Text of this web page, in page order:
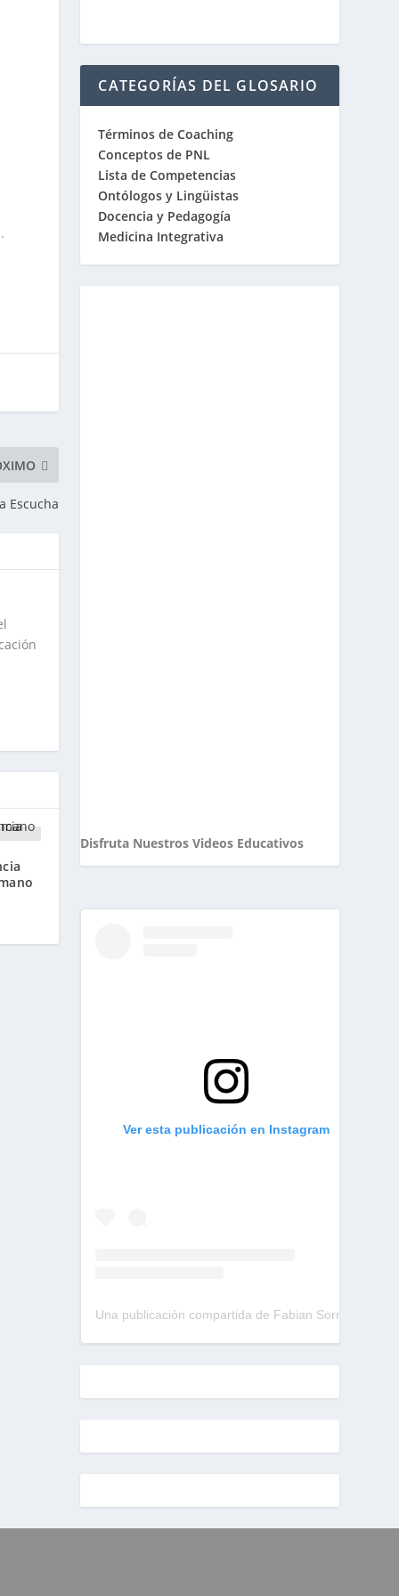
Escucha
CATEGORÍAS DEL GLOSARIO
Términos de Coaching
Conceptos de PNL
Lista de Competencias
Ontólogos y Lingüistas
Docencia y Pedagogía
Medicina Integrativa
Disfruta Nuestros Videos Educativos
Ver esta publicación en Instagram